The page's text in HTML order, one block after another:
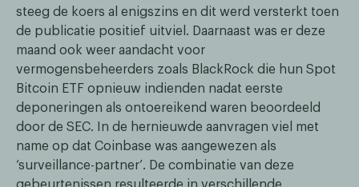
steeg de koers al enigszins en dit werd versterkt toen
de publicatie positief uitviel. Daarnaast was er deze
maand ook weer aandacht voor
vermogensbeheerders zoals BlackRock die hun Spot
Bitcoin ETF opnieuw indienden nadat eerste
deponeringen als ontoereikend waren beoordeeld
door de SEC. In de hernieuwde aanvragen viel met
name op dat Coinbase was aangewezen als
‘surveillance-partner’. De combinatie van deze
gebeurtenissen resulteerde in verschillende